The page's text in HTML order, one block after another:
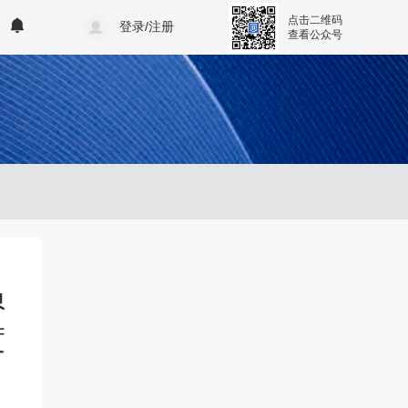
登录/注册
点击二维码
查看公众号